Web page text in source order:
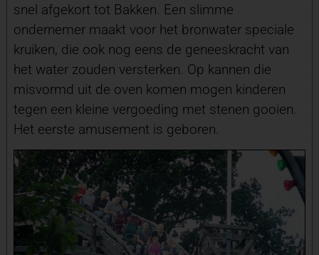
snel afgekort tot Bakken. Een slimme
ondernemer maakt voor het bronwater speciale
kruiken, die ook nog eens de geneeskracht van
het water zouden versterken. Op kannen die
misvormd uit de oven komen mogen kinderen
tegen een kleine vergoeding met stenen gooien.
Het eerste amusement is geboren.